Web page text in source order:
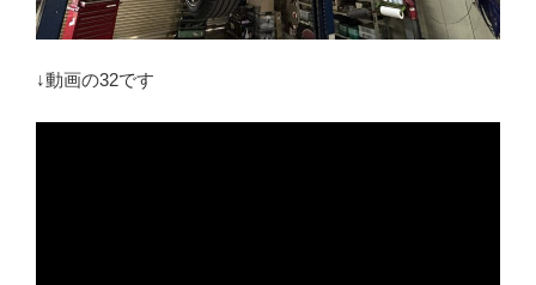
↓動画の32です